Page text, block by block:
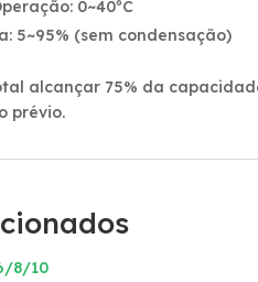
0~40ºC
5~95% (sem condensação)
alcançar 75% da
prévio.